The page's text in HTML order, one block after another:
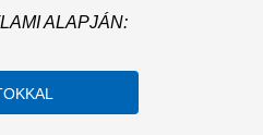
ALAPJÁN: